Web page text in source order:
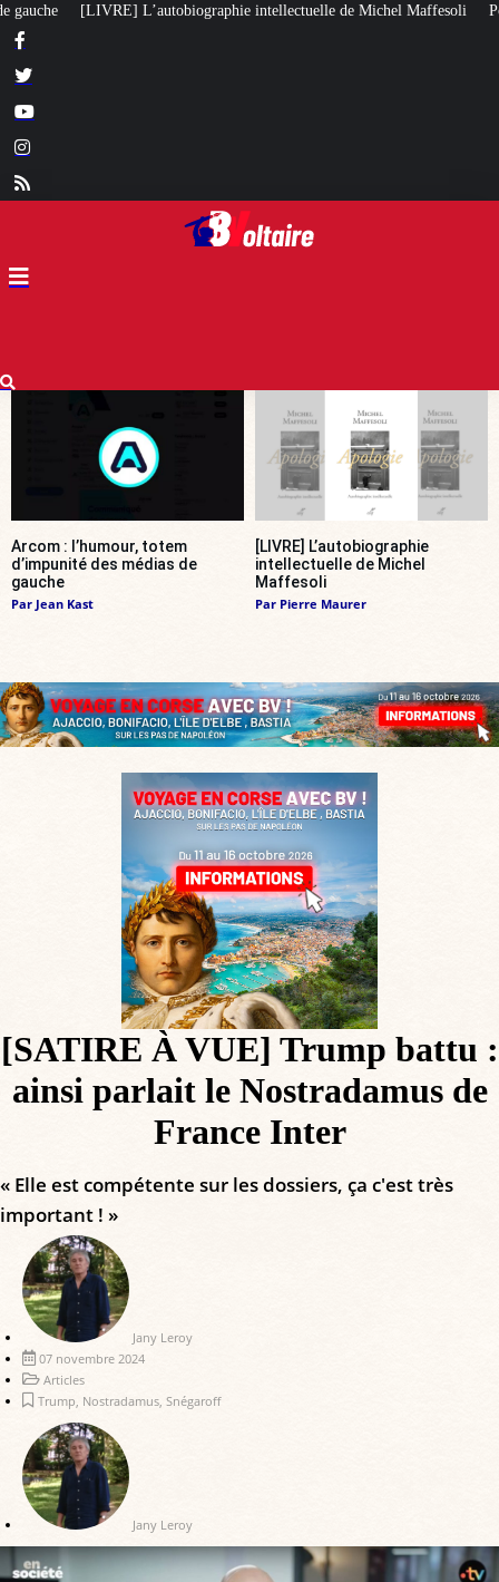
de Michel Maffesoli Pour regagner son influence en Afrique, le
Arcom : l’humour, totem
d’impunité des médias de
gauche
Par Jean Kast
[LIVRE] L’autobiographie
intellectuelle de Michel
Maffesoli
Par Pierre Maurer
[SATIRE À VUE] Trump battu :
ainsi parlait le Nostradamus de
France Inter
« Elle est compétente sur les dossiers, ça c'est très
important ! »
Jany Leroy
07 novembre 2024
Articles
Trump Nostradamus Snégaroff
Jany Leroy